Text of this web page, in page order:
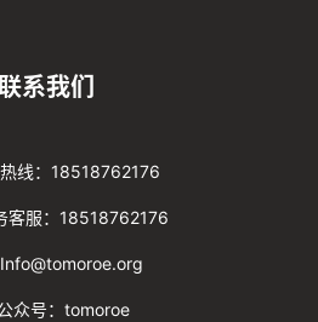
系我们
线：18518762176
客服：18518762176
众号：tomoroe